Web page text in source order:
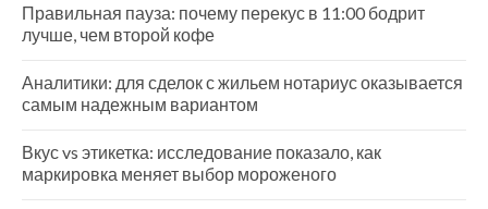
Правильная пауза: почему перекус в 11:00 бодрит
лучше, чем второй кофе
Аналитики: для сделок с жильем нотариус оказывается
самым надежным вариантом
Вкус vs этикетка: исследование показало, как
маркировка меняет выбор мороженого